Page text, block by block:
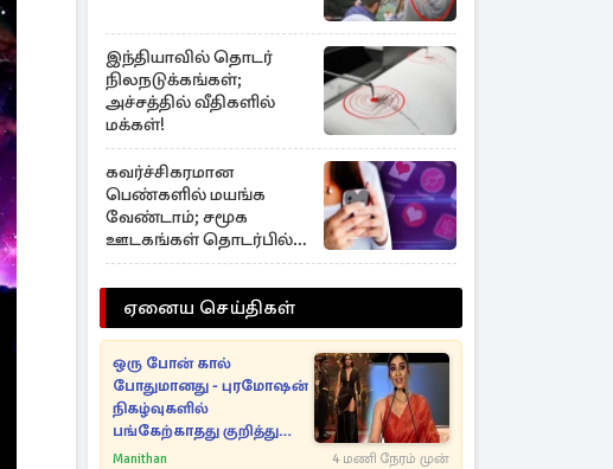
இந்தியாவில் தொடர்
நிலநடுக்கங்கள்;
அச்சத்தில் வீதிகளில்
மக்கள்!
கவர்ச்சிகரமான
பெண்களில் மயங்க
வேண்டாம்; சமூக
ஊடகங்கள் தொடர்பில்
எச்சரிக்கை
ஏனைய செய்திகள்
ஒரு போன் கால்
போதுமானது - புரமோஷன்
நிகழ்வுகளில்
பங்கேற்காதது குறித்து
நயன்தாரா ஓபன் டாக்!
Manithan 4 மணி நேரம் முன்